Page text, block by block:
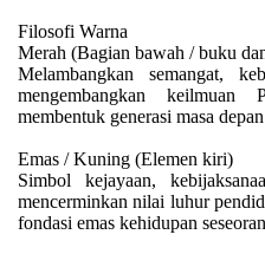
Filosofi Warna
Merah (Bagian bawah / buku
Melambangkan semangat,
mengembangkan
membentuk generasi masa
Emas / Kuning (Elemen kiri)
Simbol kejayaan,
mencerminkan nilai luhur
fondasi emas kehidupan